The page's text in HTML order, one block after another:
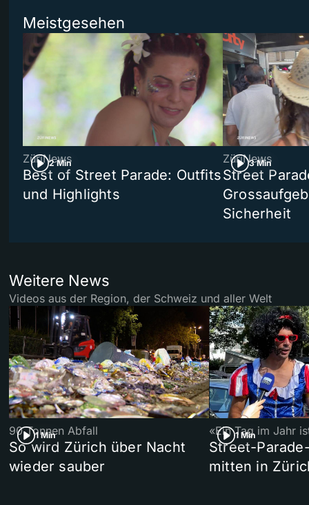
Meistgesehen
2 Min
ZüriNews
Best of Street Parade: Outfits
und Highlights
3 Min
ZüriNews
Street
Sicherheit
Weitere News
Videos aus der Region, der Schweiz und aller Welt
1 Min
90 Tonnen Abfall
So wird Zürich über Nacht
wieder sauber
1 Min
«Ein Tag im Jahr
Street-
mitten in